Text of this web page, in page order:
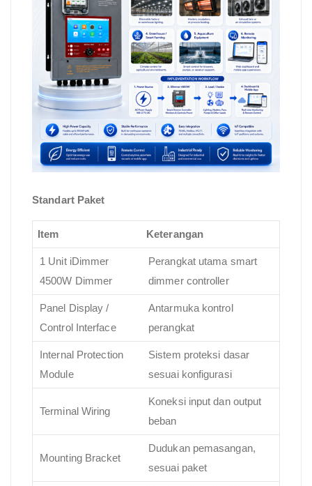
Standart Paket
Item Keterangan
1 Unit iDimmer
4500W Dimmer
Perangkat utama smart
dimmer controller
Panel Display /
Control Interface
Antarmuka kontrol
perangkat
Internal Protection
Module
Sistem proteksi dasar
sesuai konfigurasi
Terminal Wiring
Koneksi input dan output
beban
Mounting Bracket
Dudukan pemasangan,
sesuai paket